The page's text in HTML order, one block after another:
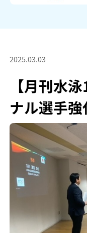
2025.03.03
【月刊水
ナル選手